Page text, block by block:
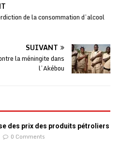
de la consommation d’alcool
SUIVANT
la méningite dans
l’Akébou
des prix des produits pétroliers
0 Comments